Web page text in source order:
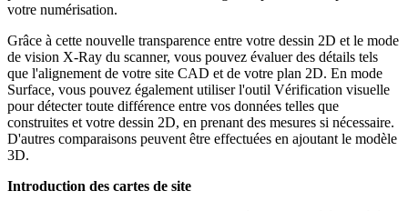
votre numérisation.
Grâce à cette nouvelle transparence entre votre dessin 2D et le mode
de vision X-Ray du scanner, vous pouvez évaluer des détails tels
que l'alignement de votre site CAD et de votre plan 2D. En mode
Surface, vous pouvez également utiliser l'outil Vérification visuelle
pour détecter toute différence entre vos données telles que
construites et votre dessin 2D, en prenant des mesures si nécessaire.
D'autres comparaisons peuvent être effectuées en ajoutant le modèle
3D.
Introduction des cartes de site